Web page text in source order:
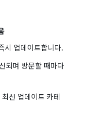
시 업데이트합니다.
되며 방문할 때마다
신 업데이트 카테